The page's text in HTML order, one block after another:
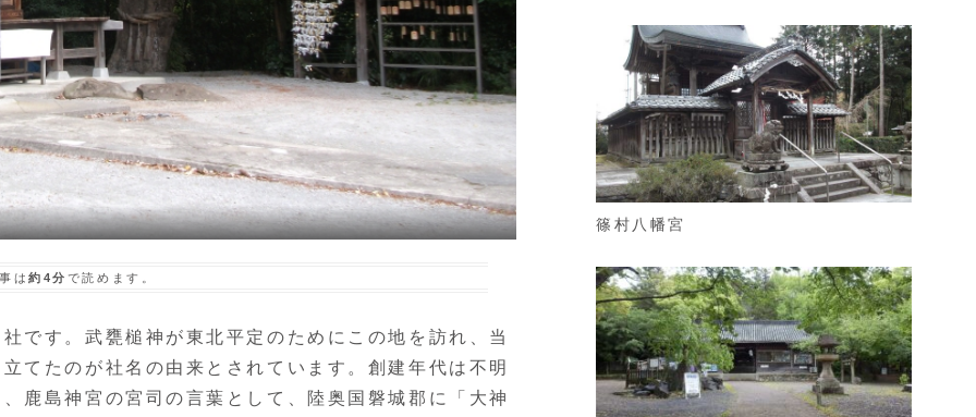
は約4分 で読めます。
です。武甕槌神が東北平定のためにこの地を訪れ、当
てたのが社名の由来とされています。創建年代は不明
鹿島神宮の宮司の言葉として、陸奥国磐城郡に「大神
篠村八幡宮